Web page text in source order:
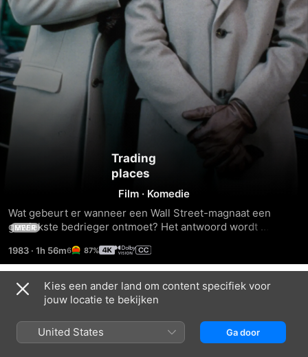
Trading
places
Film · Komedie
Wat gebeurt er wanneer een Wall Street-magnaat een
gewiekste bedrieger ontmoet? Het antwoord wordt
supersterren uit Hollywood – Eddie Murphy en Jamie Lee
Curtis – hun carrières zijn begonnen. De beroemde
regisseur John Landis vertelt het verhaal over een mislukte
zwendelaar die zijn bestaan verwisselt met dat van een
rijkebelegger (Dan Aykroyd). Een idiote weddenschap
tussen twee welgestelde en machtige heren is de oorzaak
van dit avontuur… en elke minuut wordt de film komischer!
MEER
1983 · 1h 56m 87%
Trailers
Kies een ander land om content specifiek voor
jouw locatie te bekijken
United States Ga door